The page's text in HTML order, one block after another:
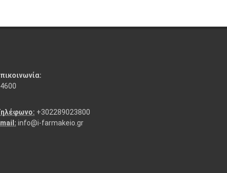
+302289023800
info@i-farmakeio.gr